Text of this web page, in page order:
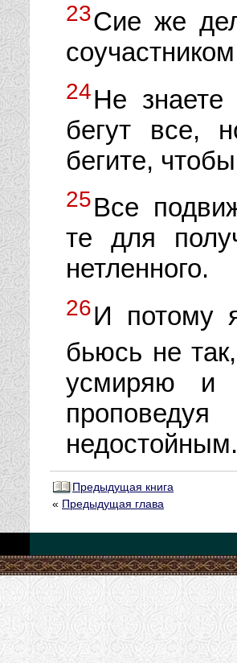
23Сие же
24Не
бегут все,
бегите,
25Все
те для
нетленного.
26И потому
бьюсь не
усмиряю и
недостойным.
Предыдущая книга
« Предыдущая глава